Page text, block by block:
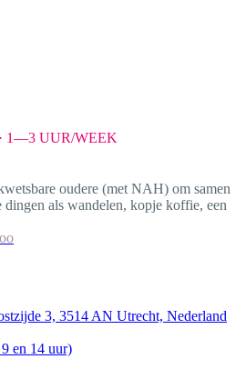
1—3 UUR/WEEK
oudere (met NAH) om samen
dingen als wandelen, kopje koffie, een
3, 3514 AN Utrecht, Nederland
en 14 uur)